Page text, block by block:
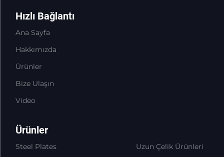
Hızlı Bağlantı
Ana Sayfa
Hakkımızda
Ürünler
Bize Ulaşın
Video
Ürünler
Steel Plates
Uzun Çelik Ürünleri